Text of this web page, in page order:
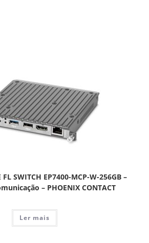
FL SWITCH EP7400-MCP-W-256GB –
– PHOENIX CONTACT
Ler mais